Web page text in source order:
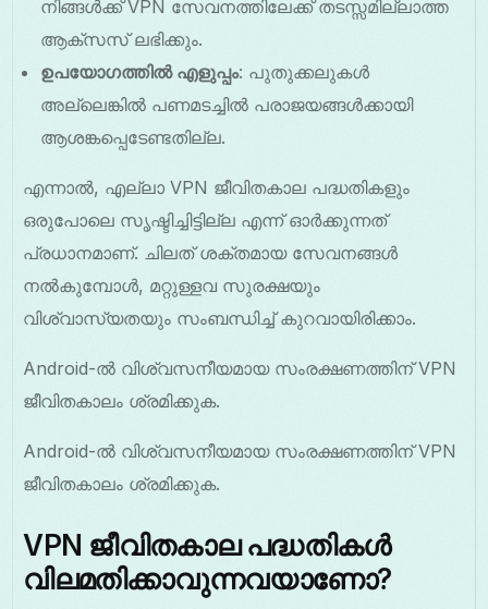
നിങ്ങൾക്ക് VPN സേവനത്തിലേക്ക് തടസ്സമില്ലാത്ത
ആക്സസ് ലഭിക്കും.
ഉപയോഗത്തിൽ എളുപ്പം: പുതുക്കലുകൾ
അല്ലെങ്കിൽ പണമടച്ചിൽ പരാജയങ്ങൾക്കായി
ആശങ്കപ്പെടേണ്ടതില്ല.
എന്നാൽ, എല്ലാ VPN ജീവിതകാല പദ്ധതികളും
ഒരുപോലെ സൃഷ്ടിച്ചിട്ടില്ല എന്ന് ഓർക്കുന്നത്
പ്രധാനമാണ്. ചിലത് ശക്തമായ സേവനങ്ങൾ
നൽകുമ്പോൾ, മറ്റുള്ളവ സുരക്ഷയും
വിശ്വാസ്യതയും സംബന്ധിച്ച് കുറവായിരിക്കാം.
Android-ൽ വിശ്വസനീയമായ സംരക്ഷണത്തിന് VPN
ജീവിതകാലം ശ്രമിക്കുക.
Android-ൽ വിശ്വസനീയമായ സംരക്ഷണത്തിന് VPN
ജീവിതകാലം ശ്രമിക്കുക.
VPN ജീവിതകാല പദ്ധതികൾ
വിലമതിക്കാവുന്നവയാണോ?